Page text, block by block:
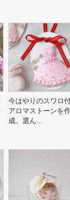
今はやりのスワロ
アロマストーンを
成、選ん...